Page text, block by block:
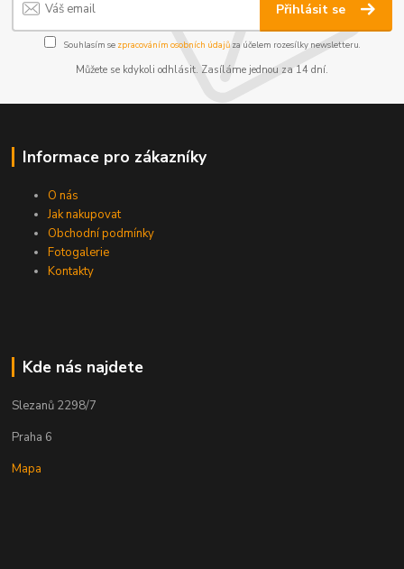
Přihlásit se
Souhlasím se zpracováním osobních údajůza účelem rozesílky newsletteru.
Můžete se kdykoli odhlásit. Zasíláme jednou za 14 dní.
Informace pro zákazníky
O nás
Jak nakupovat
Obchodní podmínky
Fotogalerie
Kontakty
Kde nás najdete
Slezanů 2298/7
Praha 6
Mapa